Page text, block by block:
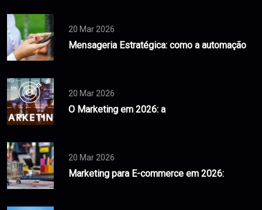
20 Mar 2026
Mensageria Estratégica: como a automação
20 Mar 2026
O Marketing em 2026: a
20 Mar 2026
Marketing para E-commerce em 2026: